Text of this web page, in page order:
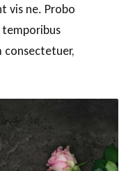
vis ne. Probo
temporibus
consectetuer,